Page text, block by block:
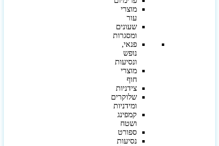
מוצרי
עור
שעונים
ומסגרות
פנאי,
נופש
ונסיעות
מוצרי
חוף
צידניות
שלוקרים
ומידניות
קמפינג
ושטח
ספורט
נסיעות